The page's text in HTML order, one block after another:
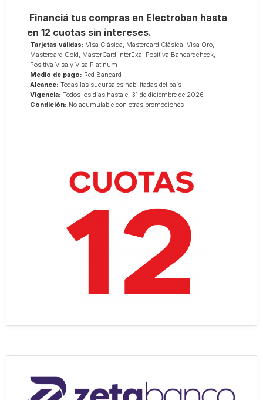
Financiá tus compras en Electroban hasta
en 12 cuotas sin intereses.
Tarjetas válidas: Visa Clásica, Mastercard Clásica, Visa Oro,
Mastercard Gold, MasterCard InterExa, Positiva Bancardcheck,
Positiva Visa y Visa Platinum
Medio de pago: Red Bancard
Alcance: Todas las sucursales habilitadas del país
Vigencia: Todos los días hasta el 31 de diciembre de 2026
Condición: No acumulable con otras promociones